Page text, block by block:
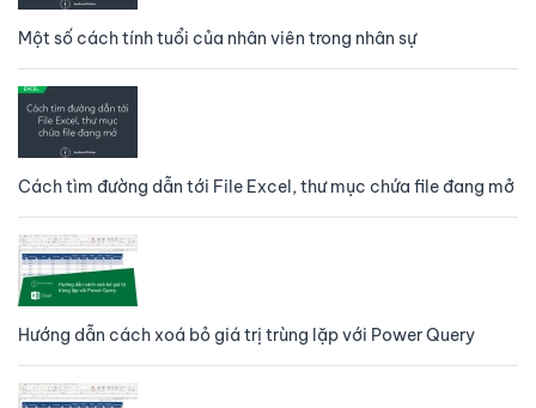
Một số cách tính tuổi của nhân viên trong nhân sự
Cách tìm đường dẫn tới File Excel, thư mục chứa file đang mở
Hướng dẫn cách xoá bỏ giá trị trùng lặp với Power Query